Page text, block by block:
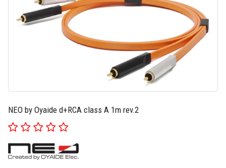
NEO by Oyaide d+RCA class A 1m rev.2